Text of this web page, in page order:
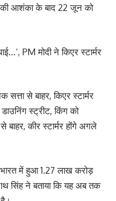
की आशंका के बाद 22 जून को
PM मोदी ने किएर स्टार्मर
से बाहर, किएर स्टार्मर
स्ट्रीट, किंग को
से बाहर, कीर स्टार्मर होंगे अगले
में हुआ 1.27 लाख करोड़
सिंह ने बताया कि यह अब तक